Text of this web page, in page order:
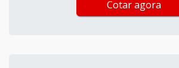
Cotar agora